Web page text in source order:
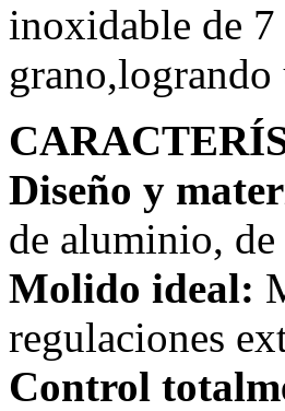
inoxidable de
Diseño y
de aluminio, de
Molido ideal:
regulaciones
Control